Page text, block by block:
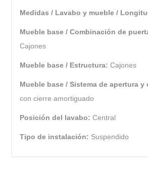
Medidas / Lavabo y mueble /
Mueble base / Combinación de
Cajones
Mueble base / Estructura:Cajones
Mueble base / Sistema de apertura
con cierre amortiguado
Posición del lavabo:Central
Tipo de instalación: Suspendido